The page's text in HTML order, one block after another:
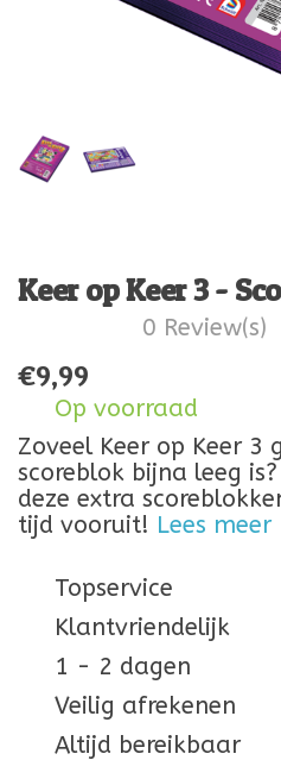
Keer op Keer 3 -
0 Review(s)
€9,99
Op voorraad
Zoveel Keer op Keer 3
scoreblok bijna leeg
deze extra
tijd vooruit! Lees meer
Topservice
Klantvriendelijk
1 - 2 dagen
Veilig afrekenen
Altijd bereikbaar